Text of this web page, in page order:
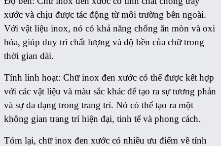
xước và chịu được tác động từ môi trường bên ngoài.
Với vật liệu inox, nó có khả năng chống ăn mòn và oxi
hóa, giúp duy trì chất lượng và độ bền của chữ trong
thời gian dài.
Tính linh hoạt: Chữ inox đen xước có thể được kết hợp
với các vật liệu và màu sắc khác để tạo ra sự tương phản
và sự đa dạng trong trang trí. Nó có thể tạo ra một
không gian trang trí hiện đại, tinh tế và phong cách.
Tóm lại, chữ inox đen xước có nhiều ưu điểm về tính